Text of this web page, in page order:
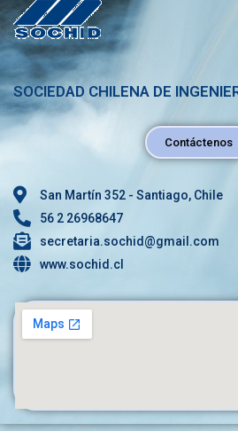
SOCIEDAD CHILENA DE
Contáctenos
San Martín 352 - Santiago, Chile
56 2 26968647
secretaria.sochid@gmail.com
www.sochid.cl